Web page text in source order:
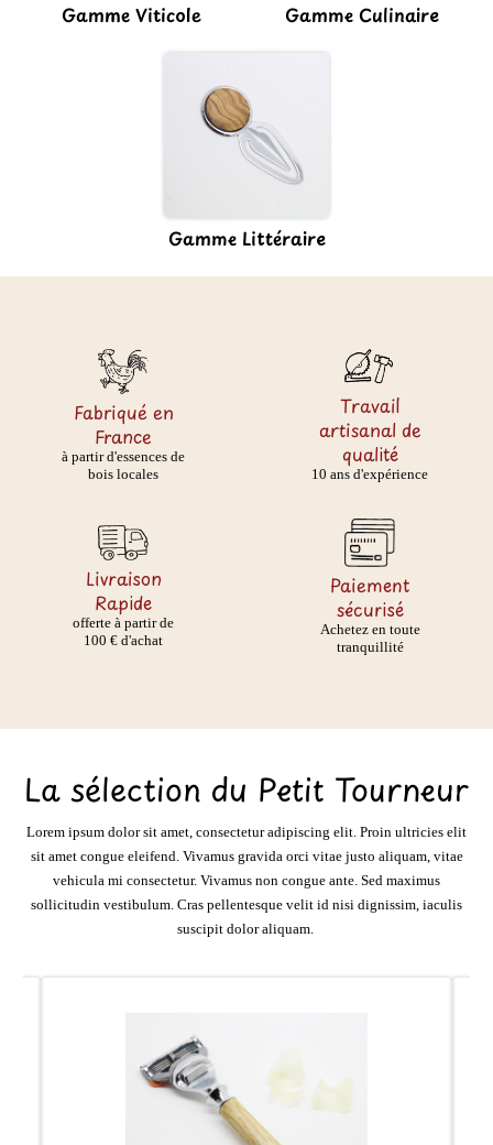
Gamme Viticole Gamme Culinaire
Gamme Littéraire
Fabriqué en
France
à partir d'essences de
bois locales
Travail
artisanal de
qualité
10 ans d'expérience
Livraison
Rapide
offerte à partir de
100 € d'achat
Paiement
sécurisé
Achetez en toute
tranquillité
La sélection du Petit Tourneur
Lorem ipsum dolor sit amet, consectetur adipiscing elit. Proin ultricies elit
sit amet congue eleifend. Vivamus gravida orci vitae justo aliquam, vitae
vehicula mi consectetur. Vivamus non congue ante. Sed maximus
sollicitudin vestibulum. Cras pellentesque velit id nisi dignissim, iaculis
suscipit dolor aliquam.